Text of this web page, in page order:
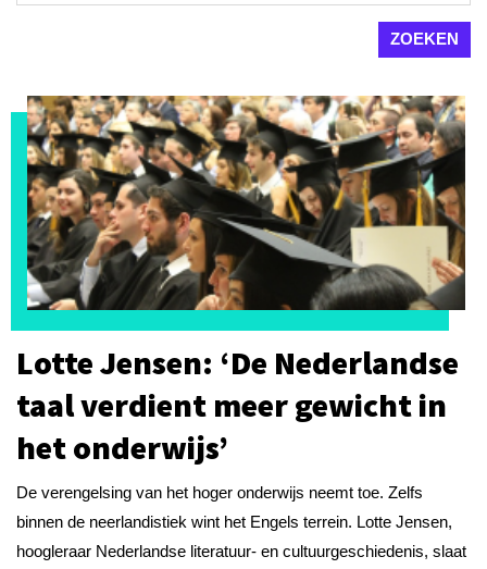
Lotte Jensen: ‘De Nederlandse
taal verdient meer gewicht in
het onderwijs’
De verengelsing van het hoger onderwijs neemt toe. Zelfs
binnen de neerlandistiek wint het Engels terrein. Lotte Jensen,
hoogleraar Nederlandse literatuur- en cultuurgeschiedenis, slaat